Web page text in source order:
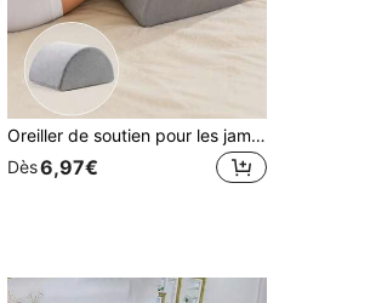
Oreiller de soutien pour les jambes en demi-lune & coussin de soutien pour le cou, oreiller orthopédique ergonomique en mousse à mémoire de forme avec housse amovible et lavable, oreiller d'élévation des jambes pour le sommeil sur le côté, convient aux salons de beauté, aux spas et à la maison, idéal pour les thérapeutes de massage, les propriétaires de spas et les dormeurs sur le côté
Dès6,97€